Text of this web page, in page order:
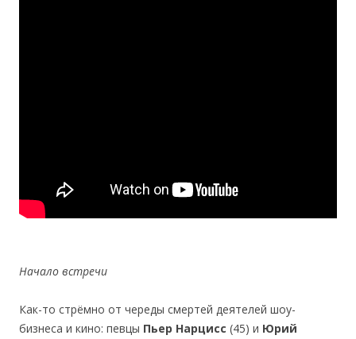
Начало встречи
Как-то стрёмно от череды смертей деятелей шоу-
бизнеса и кино: певцы Пьер Нарцисс (45) и Юрий